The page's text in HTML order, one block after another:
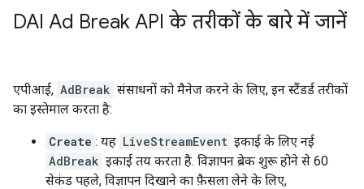
DAI Ad Break API के तरीकों के बारे में जानें
एपीआई, AdBreak संसाधनों को मैनेज करने के लिए, इन स्टैंडर्ड तरीकों
का इस्तेमाल करता है:
Create : यह LiveStreamEvent इकाई के लिए नई
AdBreak इकाई तय करता है. विज्ञापन ब्रेक शुरू होने से 60
सेकंड पहले, विज्ञापन दिखाने का फ़ैसला लेने के लिए,